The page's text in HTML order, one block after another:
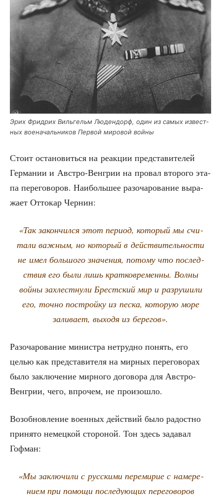
Эрих Фри­дрих Виль­гельм Люден­дорф, один из самых извест­
ных вое­на­чаль­ни­ков Пер­вой миро­вой войны
Сто­ит оста­но­вить­ся на реак­ции пред­ста­ви­те­лей
Гер­ма­нии и Авст­ро-Вен­грии на про­вал вто­ро­го эта­
па пере­го­во­ров. Наи­боль­шее разо­ча­ро­ва­ние выра­
жа­ет Отто­кар Чернин:
«Так закон­чил­ся этот пери­од, кото­рый мы счи­
та­ли важ­ным, но кото­рый в дей­стви­тель­но­сти
не имел боль­шо­го зна­че­ния, пото­му что послед­
ствия его были лишь крат­ко­вре­мен­ны. Вол­ны
вой­ны захлест­ну­ли Брест­ский мир и раз­ру­ши­ли
его, точ­но построй­ку из пес­ка, кото­рую море
зали­ва­ет, выхо­дя из берегов».
Разо­ча­ро­ва­ние мини­стра нетруд­но понять, его
целью как пред­ста­ви­те­ля на мир­ных пере­го­во­рах
было заклю­че­ние мир­но­го дого­во­ра для Авст­ро-
Вен­грии, чего, впро­чем, не произошло.
Воз­об­нов­ле­ние воен­ных дей­ствий было радост­но
при­ня­то немец­кой сто­ро­ной. Тон здесь зада­вал
Гофман:
«Мы заклю­чи­ли с рус­ски­ми пере­ми­рие с наме­ре­
ни­ем при помо­щи после­ду­ю­щих пере­го­во­ров